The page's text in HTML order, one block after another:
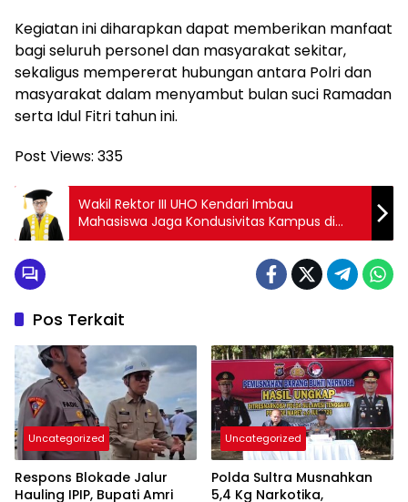
Kegiatan ini diharapkan dapat memberikan manfaat
bagi seluruh personel dan masyarakat sekitar,
sekaligus mempererat hubungan antara Polri dan
masyarakat dalam menyambut bulan suci Ramadan
serta Idul Fitri tahun ini.
Post Views: 335
Wakil Rektor III UHO Kendari Imbau
Mahasiswa Jaga Kondusivitas Kampus di
Tengah Dinamika Nasional
Pos Terkait
Uncategorized
Respons Blokade Jalur
Hauling IPIP, Bupati Amri
Uncategorized
Polda Sultra Musnahkan
5,4 Kg Narkotika,